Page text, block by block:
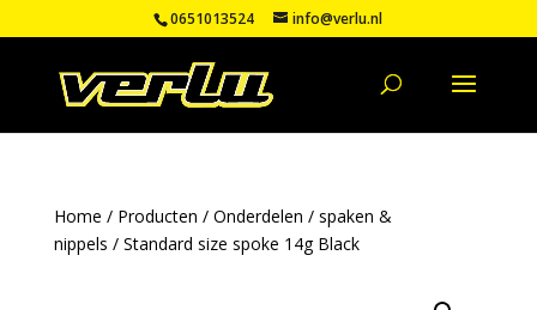
0651013524 info@verlu.nl
Home / Producten / Onderdelen / spaken &
nippels / Standard size spoke 14g Black